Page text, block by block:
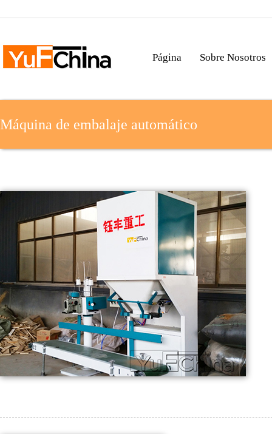
Página Sobre Nosotros
Máquina de embalaje automático